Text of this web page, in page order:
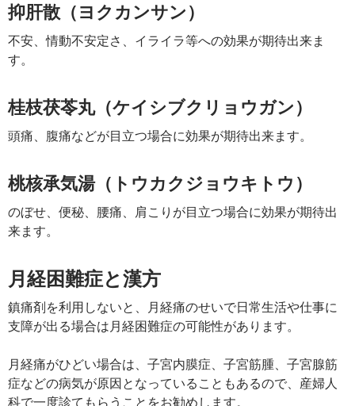
抑肝散（ヨクカンサン）
不安、情動不安定さ、イライラ等への効果が期待出来ま
す。
桂枝茯苓丸（ケイシブクリョウガン）
頭痛、腹痛などが目立つ場合に効果が期待出来ます。
桃核承気湯（トウカクジョウキトウ）
のぼせ、便秘、腰痛、肩こりが目立つ場合に効果が期待出
来ます。
月経困難症と漢方
鎮痛剤を利用しないと、月経痛のせいで日常生活や仕事に
支障が出る場合は月経困難症の可能性があります。
月経痛がひどい場合は、子宮内膜症、子宮筋腫、子宮腺筋
症などの病気が原因となっていることもあるので、産婦人
科で一度診てもらうことをお勧めします。